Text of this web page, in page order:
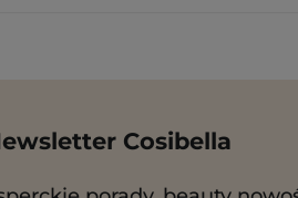
Cosibella